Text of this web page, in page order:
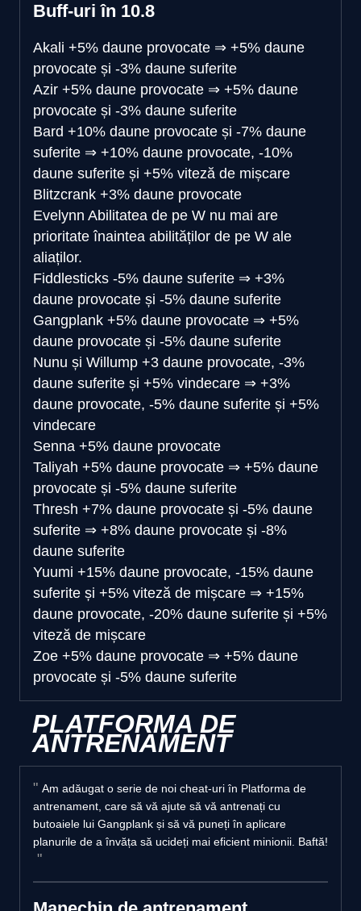
Buff-uri în 10.8
Akali +5% daune provocate ⇒ +5% daune
provocate și -3% daune suferite
Azir +5% daune provocate ⇒ +5% daune
provocate și -3% daune suferite
Bard +10% daune provocate și -7% daune
suferite ⇒ +10% daune provocate, -10%
daune suferite și +5% viteză de mișcare
Blitzcrank +3% daune provocate
Evelynn Abilitatea de pe W nu mai are
prioritate înaintea abilităților de pe W ale
aliaților.
Fiddlesticks -5% daune suferite ⇒ +3%
daune provocate și -5% daune suferite
Gangplank +5% daune provocate ⇒ +5%
daune provocate și -5% daune suferite
Nunu și Willump +3 daune provocate, -3%
daune suferite și +5% vindecare ⇒ +3%
daune provocate, -5% daune suferite și +5%
vindecare
Senna +5% daune provocate
Taliyah +5% daune provocate ⇒ +5% daune
provocate și -5% daune suferite
Thresh +7% daune provocate și -5% daune
suferite ⇒ +8% daune provocate și -8%
daune suferite
Yuumi +15% daune provocate, -15% daune
suferite și +5% viteză de mișcare ⇒ +15%
daune provocate, -20% daune suferite și +5%
viteză de mișcare
Zoe +5% daune provocate ⇒ +5% daune
provocate și -5% daune suferite
PLATFORMA DE
ANTRENAMENT
Am adăugat o serie de noi cheat-uri în Platforma de
antrenament, care să vă ajute să vă antrenați cu
butoaiele lui Gangplank și să vă puneți în aplicare
planurile de a învăța să ucideți mai eficient minionii. Baftă!